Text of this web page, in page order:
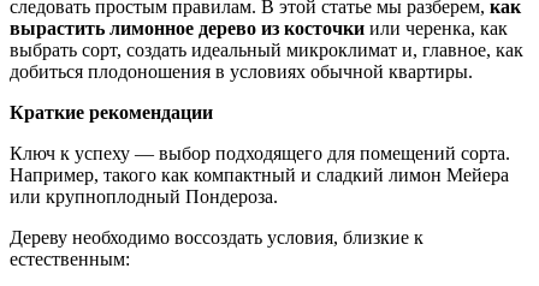
следовать простым правилам. В этой статье мы разберем, как
вырастить лимонное дерево из косточки или черенка, как
выбрать сорт, создать идеальный микроклимат и, главное, как
добиться плодоношения в условиях обычной квартиры.
Краткие рекомендации
Ключ к успеху — выбор подходящего для помещений сорта.
Например, такого как компактный и сладкий лимон Мейера
или крупноплодный Пондероза.
Дереву необходимо воссоздать условия, близкие к
естественным: